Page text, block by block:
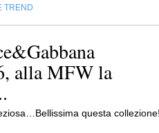
TREND
alla MFW la
questa